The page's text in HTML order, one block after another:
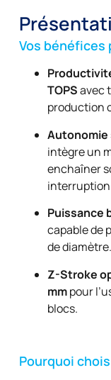
Vos bénéfices
TOPSavec
production
intègre un
enchaîner
Puissance
capable de
de diamètre.
Z-Stroke
mmpour
blocs.
Pourquoi